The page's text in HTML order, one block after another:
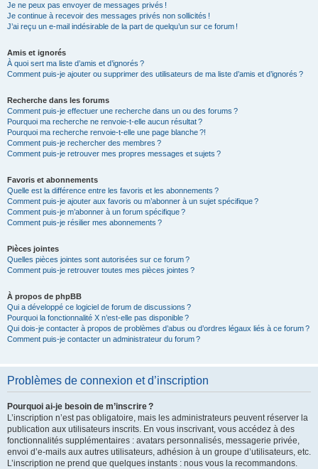
Je ne peux pas envoyer de messages privés !
Je continue à recevoir des messages privés non sollicités !
J’ai reçu un e-mail indésirable de la part de quelqu’un sur ce forum !
Amis et ignorés
À quoi sert ma liste d’amis et d’ignorés ?
Comment puis-je ajouter ou supprimer des utilisateurs de ma liste d’amis et d’ignorés ?
Recherche dans les forums
Comment puis-je effectuer une recherche dans un ou des forums ?
Pourquoi ma recherche ne renvoie-t-elle aucun résultat ?
Pourquoi ma recherche renvoie-t-elle une page blanche ?!
Comment puis-je rechercher des membres ?
Comment puis-je retrouver mes propres messages et sujets ?
Favoris et abonnements
Quelle est la différence entre les favoris et les abonnements ?
Comment puis-je ajouter aux favoris ou m’abonner à un sujet spécifique ?
Comment puis-je m’abonner à un forum spécifique ?
Comment puis-je résilier mes abonnements ?
Pièces jointes
Quelles pièces jointes sont autorisées sur ce forum ?
Comment puis-je retrouver toutes mes pièces jointes ?
À propos de phpBB
Qui a développé ce logiciel de forum de discussions ?
Pourquoi la fonctionnalité X n’est-elle pas disponible ?
Qui dois-je contacter à propos de problèmes d’abus ou d’ordres légaux liés à ce forum ?
Comment puis-je contacter un administrateur du forum ?
Problèmes de connexion et d’inscription
Pourquoi ai-je besoin de m’inscrire ?
L’inscription n’est pas obligatoire, mais les administrateurs peuvent réserver la
publication aux utilisateurs inscrits. En vous inscrivant, vous accédez à des
fonctionnalités supplémentaires : avatars personnalisés, messagerie privée,
envoi d’e-mails aux autres utilisateurs, adhésion à un groupe d’utilisateurs, etc.
L’inscription ne prend que quelques instants : nous vous la recommandons.